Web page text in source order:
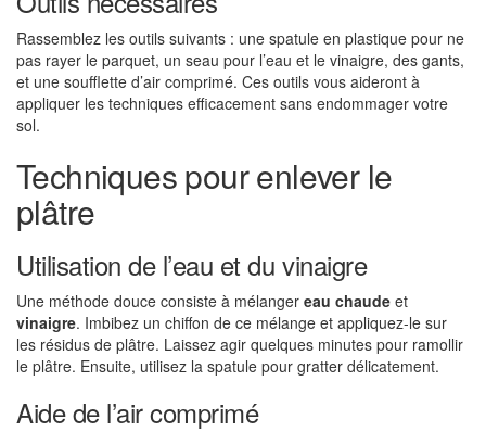
Rassemblez les outils suivants : une spatule en plastique pour ne
pas rayer le parquet, un seau pour l’eau et le vinaigre, des gants,
et une soufflette d’air comprimé. Ces outils vous aideront à
appliquer les techniques efficacement sans endommager votre
sol.
Techniques pour enlever le
plâtre
Utilisation de l’eau et du vinaigre
Une méthode douce consiste à mélanger eau chaude et
vinaigre. Imbibez un chiffon de ce mélange et appliquez-le sur
les résidus de plâtre. Laissez agir quelques minutes pour ramollir
le plâtre. Ensuite, utilisez la spatule pour gratter délicatement.
Aide de l’air comprimé